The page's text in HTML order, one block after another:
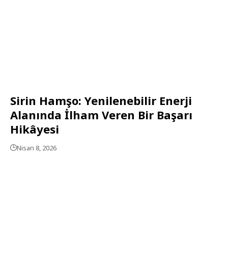
Sirin Hamşo: Yenilenebilir Enerji
Alanında İlham Veren Bir Başarı
Hikâyesi
Nisan 8, 2026